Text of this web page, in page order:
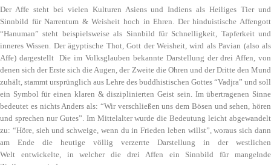
Der Affe steht bei vielen Kulturen Asiens und Indiens als Heiliges Tier und
Sinnbild für Narrentum & Weisheit hoch in Ehren. Der hinduistische Affengott
“Hanuman” steht beispielsweise als Sinnbild für Schnelligkeit, Tapferkeit und
inneres Wissen. Der ägyptische Thot, Gott der Weisheit, wird als Pavian (also als
Affe) dargestellt Die im Volksglauben bekannte Darstellung der drei Affen, von
denen sich der Erste sich die Augen, der Zweite die Ohren und der Dritte den Mund
zuhält, stammt ursprünglich aus Lehre des buddhistischen Gottes “Vadjra” und soll
ein Symbol für einen klaren & disziplinierten Geist sein. Im übertragenen Sinne
bedeutet es nichts Anders als: “Wir verschließen uns dem Bösen und sehen, hören
und sprechen nur Gutes”. Im Mittelalter wurde die Bedeutung leicht abgewandelt
zu: “Höre, sieh und schweige, wenn du in Frieden leben willst”, woraus sich dann
am Ende die heutige völlig verzerrte Darstellung in der westlichen
Welt entwickelte, in welcher die drei Affen ein Sinnbild für mangelnde